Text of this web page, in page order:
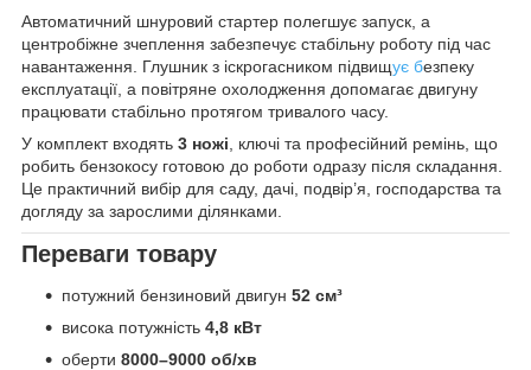
Автоматичний шнуровий стартер полегшує запуск, а
центробіжне зчеплення забезпечує стабільну роботу під час
навантаження. Глушник з іскрогасником підвищує безпеку
експлуатації, а повітряне охолодження допомагає двигуну
працювати стабільно протягом тривалого часу.
У комплект входять 3 ножі , ключі та професійний ремінь, що
робить бензокосу готовою до роботи одразу після складання.
Це практичний вибір для саду, дачі, подвір’я, господарства та
догляду за зарослими ділянками.
Переваги товару
потужний бензиновий двигун 52 см³
висока потужність 4,8 кВт
оберти 8000–9000 об/хв